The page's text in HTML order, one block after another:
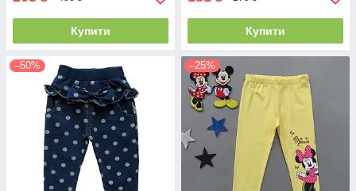
Купити Купити
–50% –25%